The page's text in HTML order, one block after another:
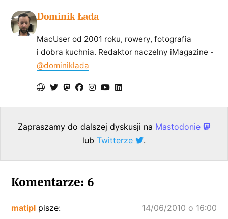
Dominik Łada
MacUser od 2001 roku, rowery, fotografia
i dobra kuchnia. Redaktor naczelny iMagazine -
@dominiklada
Zapraszamy do dalszej dyskusji na Mastodonie
lub Twitterze .
Komentarze: 6
matipl pisze: 14/06/2010 o 16:00